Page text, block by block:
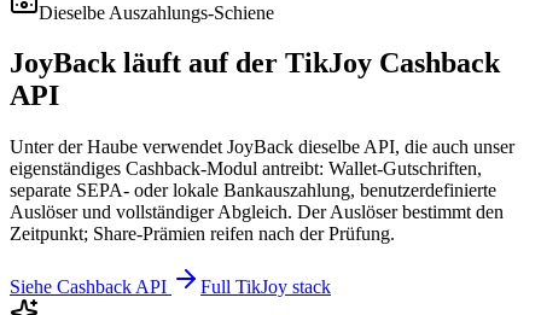
Dieselbe Auszahlungs-Schiene
JoyBack läuft auf der TikJoy Cashback
API
Unter der Haube verwendet JoyBack dieselbe API, die auch unser
eigenständiges Cashback-Modul antreibt: Wallet-Gutschriften,
separate SEPA- oder lokale Bankauszahlung, benutzerdefinierte
Auslöser und vollständiger Abgleich. Der Auslöser bestimmt den
Zeitpunkt; Share-Prämien reifen nach der Prüfung.
Siehe Cashback API Full TikJoy stack